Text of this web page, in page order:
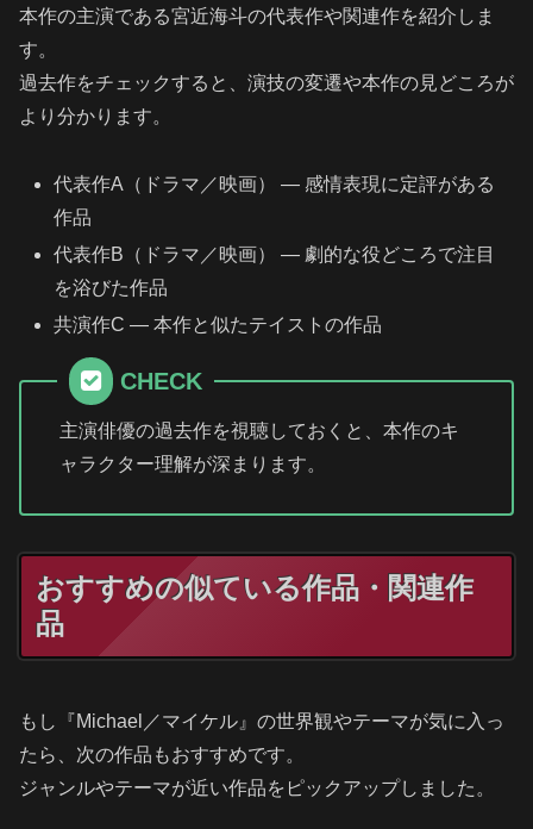
本作の主演である宮近海斗の代表作や関連作を紹介しま
す。
過去作をチェックすると、演技の変遷や本作の見どころが
より分かります。
代表作A（ドラマ／映画） — 感情表現に定評がある
作品
代表作B（ドラマ／映画） — 劇的な役どころで注目
を浴びた作品
共演作C — 本作と似たテイストの作品
CHECK
主演俳優の過去作を視聴しておくと、本作のキ
ャラクター理解が深まります。
おすすめの似ている作品・関連作
品
もし『Michael／マイケル』の世界観やテーマが気に入っ
たら、次の作品もおすすめです。
ジャンルやテーマが近い作品をピックアップしました。